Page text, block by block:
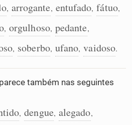
, arrogante, entufado, fátuo,
, orgulhoso, pedante,
, soberbo, ufano, vaidoso.
também nas seguintes
, dengue, alegado,